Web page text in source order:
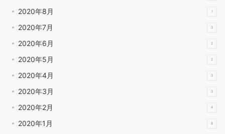
2020年8月 1
2020年7月 3
2020年6月 2
2020年5月 2
2020年4月 3
2020年3月 3
2020年2月 4
2020年1月 8